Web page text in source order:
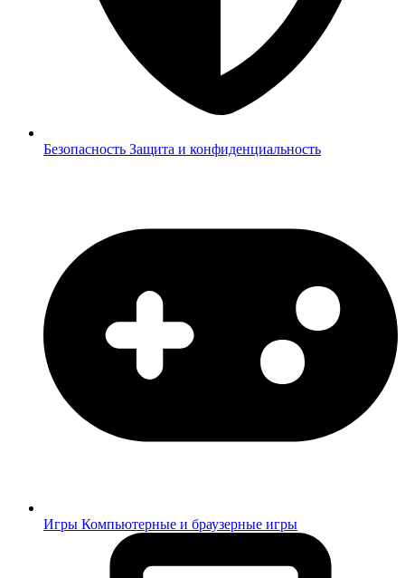
Безопасность Защита и конфиденциальность
Игры Компьютерные и браузерные игры